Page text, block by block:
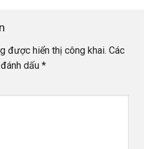
được hiển thị công khai. Các
dấu *